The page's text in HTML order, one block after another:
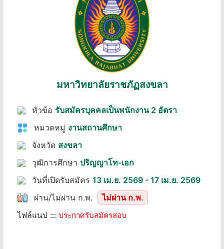
มหาวิทยาลัยราชภัฏสงขลา
หัวข้อ รับสมัครบุคคลเป็นพนักงาน 2 อัตรา
หมวดหมู่ งานสถานศึกษา
จังหวัด สงขลา
วุฒิการศึกษา ปริญญาโท-เอก
วันที่เปิดรับสมัคร 13 เม.ย. 2569 - 17 เม.ย. 2569
ผ่าน/ไม่ผ่าน ก.พ.
ไม่ผ่าน ก.พ.
ไฟล์แนป ::: ประกาศรับสมัครสอบ